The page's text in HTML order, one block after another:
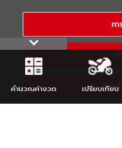
COPYRIGHT 2021 THAI
คำนวณค่างวด เปรียบเทียบ
ก
ยอม